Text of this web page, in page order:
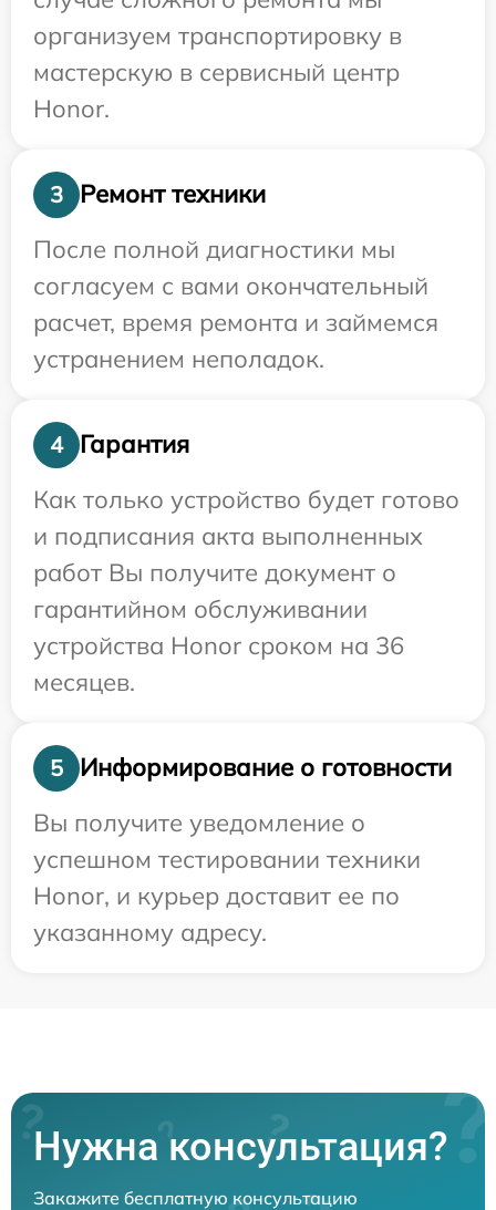
организуем транспортировку в
мастерскую в сервисный центр
Honor.
3
Ремонт техники
После полной диагностики мы
согласуем с вами окончательный
расчет, время ремонта и займемся
устранением неполадок.
4
Гарантия
Как только устройство будет готово
и подписания акта выполненных
работ Вы получите документ о
гарантийном обслуживании
устройства Honor сроком на 36
месяцев.
5
Информирование о готовности
Вы получите уведомление о
успешном тестировании техники
Honor, и курьер доставит ее по
указанному адресу.
Нужна консультация?
Закажите бесплатную консультацию